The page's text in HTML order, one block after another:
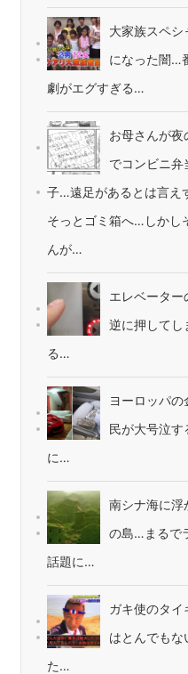
大家族スペシ
になった闇…
劇がエグすぎる…
お母さんが夜
でコンビニ
子…遠足があるとは言え
そっとゴミ箱へ…しかし
んが…
エレベーター
逆に押してし
る…
ヨーロッパ
民が大号泣す
に…
南シナ海に浮
の島…まるで
話題に…
ガキ使のタ
はとんでもな
た…